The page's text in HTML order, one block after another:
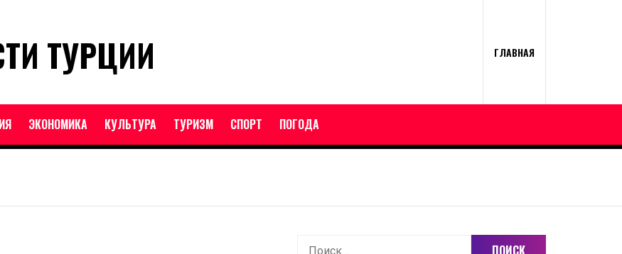
ТУРЦИИ ГЛАВНАЯ
ЭКОНОМИКА КУЛЬТУРА ТУРИЗМ СПОРТ ПОГОДА
Найти: